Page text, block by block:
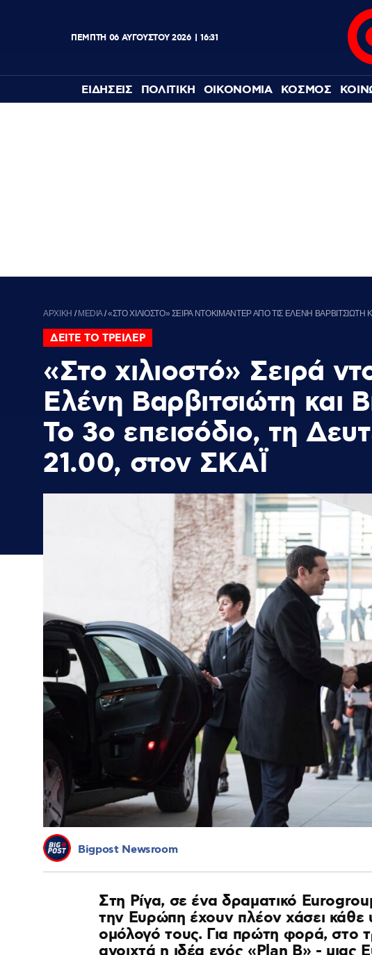
ΠΕΜΠΤΗ 06 ΑΥΓΟΥΣΤΟΥ 2026 16:31
ΕΙΔΗΣΕΙΣ ΠΟΛΙΤΙΚΗ ΟΙΚΟΝΟΜΙΑ ΚΟΣΜΟΣ
ΑΡΧΙΚΗ / MEDIA/«ΣΤΟ ΧΙΛΙΟΣΤΟ» ΣΕΙΡΑ ΝΤΟΚΙΜΑΝΤΕΡ ΑΠΟ ΤΙΣ ΕΛΕΝΗ ΒΑΡΒΙΤΣΙΩΤΗ
ΔΕΙΤΕ ΤΟ ΤΡΕΙΛΕΡ
«Στο χιλιοστό» Σειρά
Ελένη Βαρβιτσιώτη και
Το 3ο επεισόδιο, τη
21.00, στον ΣΚΑΪ
Bigpost Newsroom
Στη Ρίγα, σε ένα δραματικό
την Ευρώπη έχουν πλέον χάσει κάθε
ομόλογό τους. Για πρώτη φορά, στο